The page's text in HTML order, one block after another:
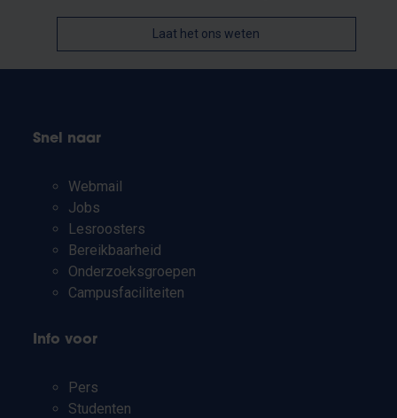
Laat het ons weten
Snel naar
Webmail
Jobs
Lesroosters
Bereikbaarheid
Onderzoeksgroepen
Campusfaciliteiten
Info voor
Pers
Studenten